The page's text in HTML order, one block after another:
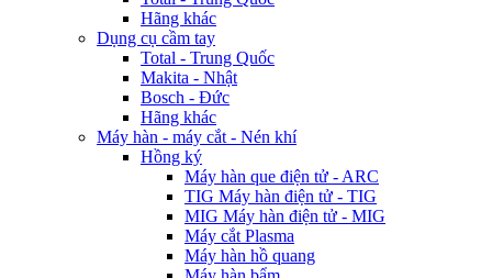
Hãng khác
Dụng cụ cầm tay
Total - Trung Quốc
Makita - Nhật
Bosch - Đức
Hãng khác
Máy hàn - máy cắt - Nén khí
Hồng ký
Máy hàn que điện tử - ARC
TIG Máy hàn điện tử - TIG
MIG Máy hàn điện tử - MIG
Máy cắt Plasma
Máy hàn hồ quang